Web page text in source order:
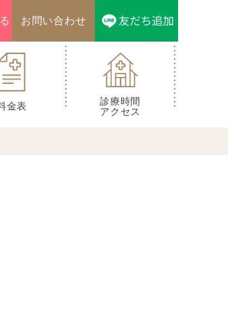
お問い合わせ
金表
診療時間
アクセス